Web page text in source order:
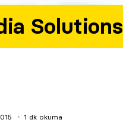
1 dk okuma